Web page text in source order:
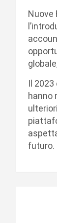
Nuove
Il
hanno
futuro.